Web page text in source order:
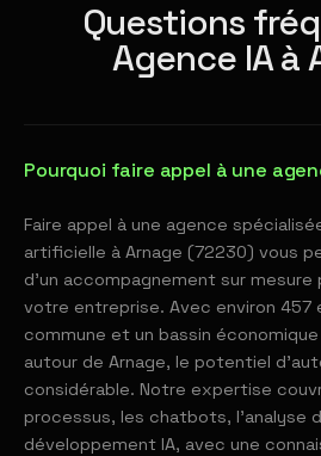
Questions
Agence IA à
Pourquoi faire appel à une
Faire appel à une agence
artificielle à Arnage (72230) vous
d'un accompagnement sur mesure
votre entreprise. Avec environ 457
commune et un bassin
autour de Arnage, le potentiel
considérable. Notre expertise
processus, les chatbots, l'analyse
développement IA, avec une